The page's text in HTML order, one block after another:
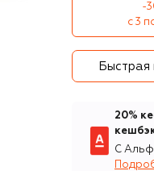
-
с 3
Быстрая
20%
С